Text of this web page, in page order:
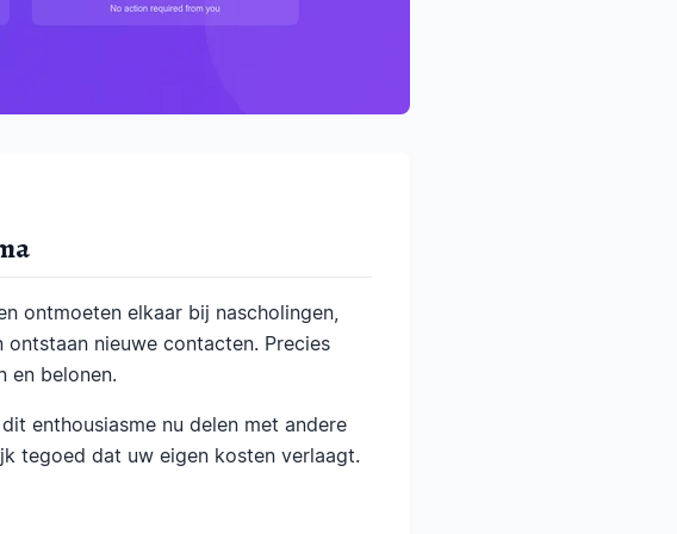
ontmoeten elkaar bij nascholingen,
ontstaan nieuwe contacten. Precies
en belonen.
enthousiasme nu delen met andere
tegoed dat uw eigen kosten verlaagt.